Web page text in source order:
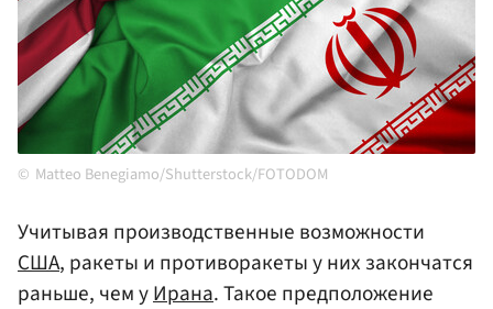
Matteo Benegiamo/Shutterstock/FOTODOM
Учитывая производственные возможности
США, ракеты и противоракеты у них закончатся
раньше, чем уИрана. Такое предположение